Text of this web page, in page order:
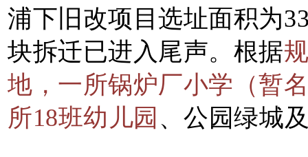
浦下旧改项目选址面积为
块拆迁已进入尾声。根据
地，一所锅炉厂小学（暂
所18班幼儿园 、公园绿城